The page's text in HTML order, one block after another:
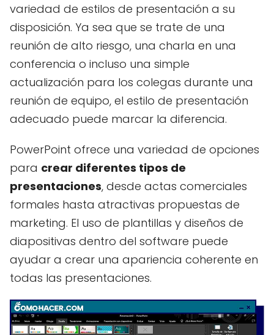
variedad de estilos de presentación a su
disposición. Ya sea que se trate de una
reunión de alto riesgo, una charla en una
conferencia o incluso una simple
actualización para los colegas durante una
reunión de equipo, el estilo de presentación
adecuado puede marcar la diferencia.
PowerPoint ofrece una variedad de opciones
para crear diferentes tipos de
presentaciones, desde actas comerciales
formales hasta atractivas propuestas de
marketing. El uso de plantillas y diseños de
diapositivas dentro del software puede
ayudar a crear una apariencia coherente en
todas las presentaciones.